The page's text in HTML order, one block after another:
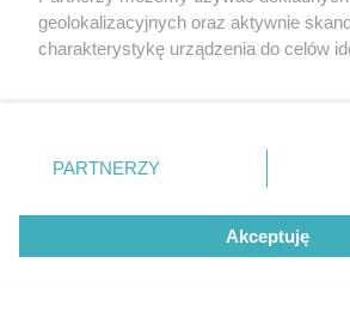
parapecie. Żadna
wleci do
geolokalizacyjnych oraz aktywnie
charakterystykę urządzenia do celów
zmienić/wycofać klikając przycisk
znajdujący się w lewym dolnym rogu
rodzaje przetwarzania danych nie
użytkownika, ale masz prawo
przetwarzaniu. Preferencje będą miały
PARTNERZY
Akceptuję